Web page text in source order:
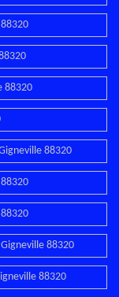
88320
88320
88320
88320